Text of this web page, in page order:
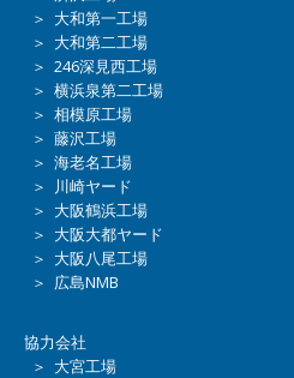
＞ 大和第一工場
＞ 大和第二工場
＞ 246深見西工場
＞ 横浜泉第二工場
＞ 相模原工場
＞ 藤沢工場
＞ 海老名工場
＞ 川崎ヤード
＞ 大阪鶴浜工場
＞ 大阪大都ヤード
＞ 大阪八尾工場
＞ 広島NMB
協力会社
＞ 大宮工場